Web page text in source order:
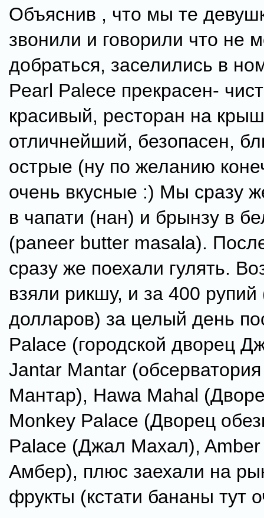
Объяснив , что мы те
звонили и говорили что не
добраться, заселились в
Pearl Palece прекрасен-
красивый, ресторан на
отличнейший, безопасен,
острые (ну по желанию
очень вкусные :) Мы сразу
в чапати (нан) и брынзу в
(paneer butter masala).
сразу же поехали гулять.
взяли рикшу, и за 400 рупий
долларов) за целый день
Palace (городской дворец
Jantar Mantar
Мантар), Hawa Mahal
Monkey Palace (Дворец
Palace (Джал Махал),
Амбер), плюс заехали на
фрукты (кстати бананы тут